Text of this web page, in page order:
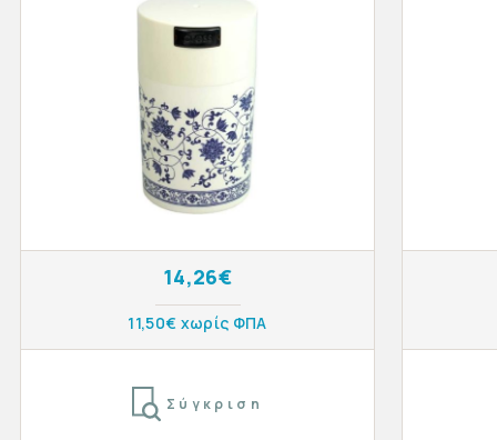
14,26€
11,50€ χωρίς ΦΠΑ
Σύγκριση